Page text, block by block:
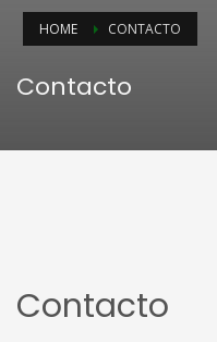
HOME CONTACTO
Contacto
Contacto